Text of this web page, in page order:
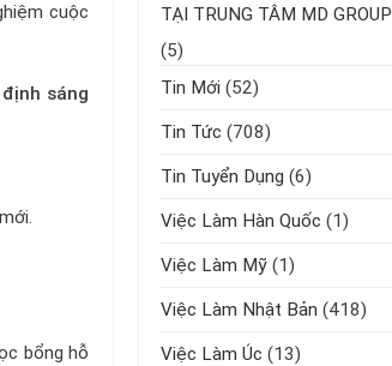
cuộc
sáng
bổng hỗ
TẠI TRUNG TÂM MD GROUP
(5)
Tin Mới (52)
Tin Tức (708)
Tin Tuyển Dụng (6)
Việc Làm Hàn Quốc (1)
Việc Làm Mỹ (1)
Việc Làm Nhật Bản (418)
Việc Làm Úc (13)